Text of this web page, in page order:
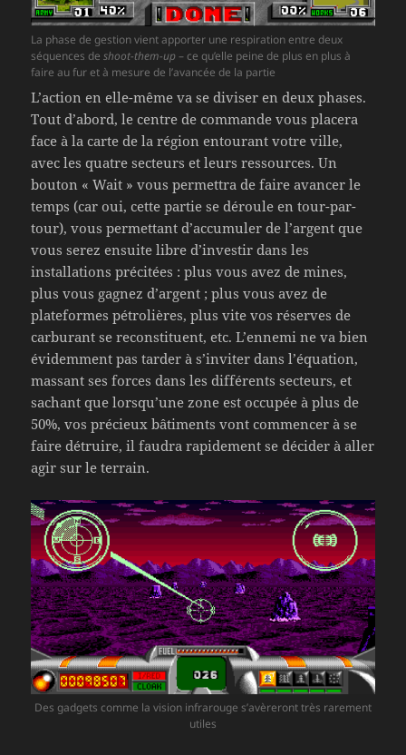
La phase de gestion vient apporter une respiration entre deux
séquences deshoot-them-up– ce qu’elle peine de plus en plus à
faire au fur et à mesure de l’avancée de la partie
L’action en elle-même va se diviser en deux phases.
Tout d’abord, le centre de commande vous placera
face à la carte de la région entourant votre ville,
avec les quatre secteurs et leurs ressources. Un
bouton « Wait » vous permettra de faire avancer le
temps (car oui, cette partie se déroule en tour-par-
tour), vous permettant d’accumuler de l’argent que
vous serez ensuite libre d’investir dans les
installations précitées : plus vous avez de mines,
plus vous gagnez d’argent ; plus vous avez de
plateformes pétrolières, plus vite vos réserves de
carburant se reconstituent, etc. L’ennemi ne va bien
évidemment pas tarder à s’inviter dans l’équation,
massant ses forces dans les différents secteurs, et
sachant que lorsqu’une zone est occupée à plus de
50%, vos précieux bâtiments vont commencer à se
faire détruire, il faudra rapidement se décider à aller
agir sur le terrain.
Des gadgets comme la vision infrarouge s’avèreront très rarement
utiles